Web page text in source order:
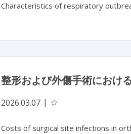
Characteristics of respiratory
整形および外傷手術におけ
2026.03.07 ☆
Costs of surgical site infections in